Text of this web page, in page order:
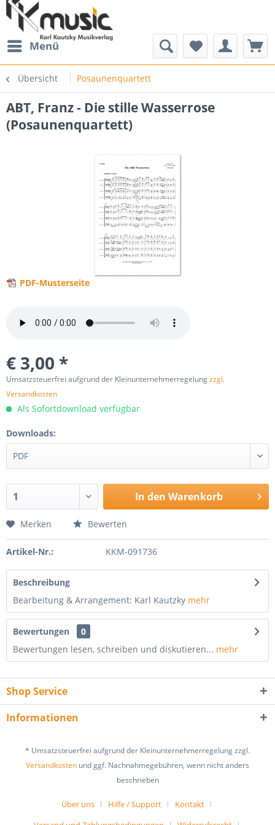
Menü
Übersicht Posaunenquartett
ABT, Franz - Die stille Wasserrose
(Posaunenquartett)
PDF-Musterseite
€ 3,00 *
Umsatzsteuerfrei aufgrund der Kleinunternehmerregelungzzgl.
Versandkosten
Als Sofortdownload verfügbar
Downloads:
In den Warenkorb
Merken Bewerten
Artikel-Nr.: KKM-091736
Beschreibung
Bearbeitung & Arrangement: Karl Kautzky mehr
Bewertungen
0
Bewertungen lesen, schreiben und diskutieren... mehr
Shop Service
Informationen
* Umsatzsteuerfrei aufgrund der Kleinunternehmerregelung zzgl.
Versandkosten und ggf. Nachnahmegebühren, wenn nicht anders
beschrieben
Über uns Hilfe / Support
Kontakt